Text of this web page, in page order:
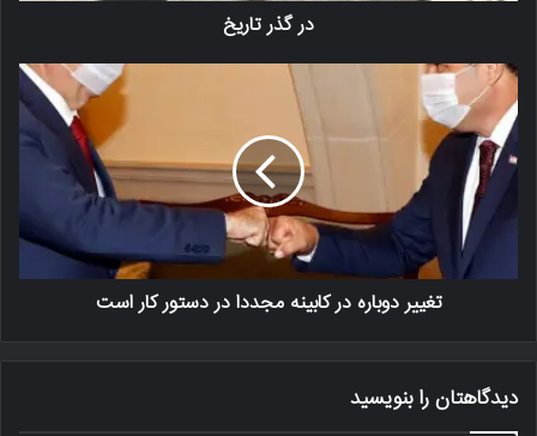
در گذر تاریخ
تغییر دوباره در کابینه مجددا در دستور کار است
دیدگاهتان را بنویسید